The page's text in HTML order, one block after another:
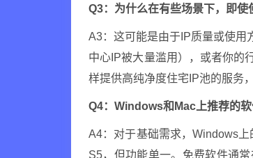
Q3：为什么在有些场景下，即使
A3：这可能是由于IP质量或使用
中心IP被大量滥用），或者你的
样提供高纯净度住宅IP池的服务
Q4：Windows和Mac上推荐的软
A4：对于基础需求，Windows
S5，但功能单一。免费软件通